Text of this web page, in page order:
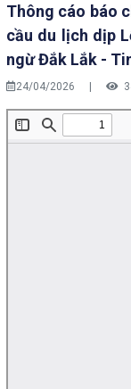
Thông cáo báo
cầu du lịch dịp
ngừ Đắk Lắk -
24/04/2026